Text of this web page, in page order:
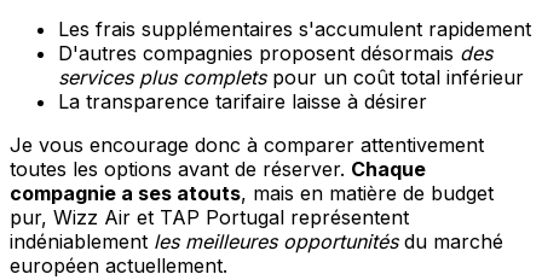
Les frais supplémentaires s'accumulent rapidement
D'autres compagnies proposent désormais des
services plus completspour un coût total inférieur
La transparence tarifaire laisse à désirer
Je vous encourage donc à comparer attentivement
toutes les options avant de réserver. Chaque
compagnie a ses atouts, mais en matière de budget
pur, Wizz Air et TAP Portugal représentent
indéniablement les meilleures opportunitésdu marché
européen actuellement.